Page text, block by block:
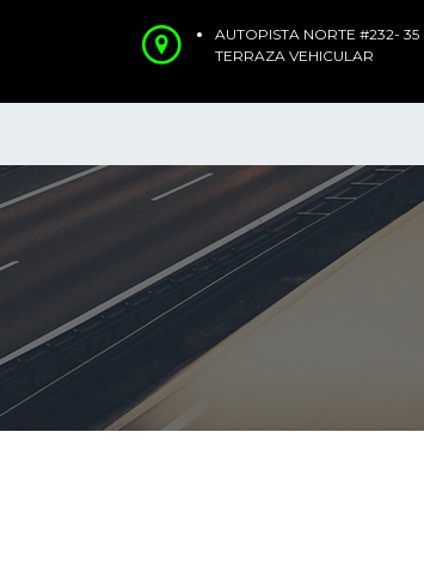
AUTOPISTA NORTE #232- 35
TERRAZA VEHICULAR